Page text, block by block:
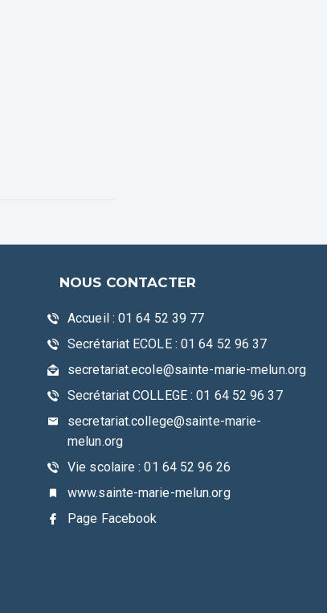
NOUS CONTACTER
Accueil : 01 64 52 39 77
Secrétariat ECOLE : 01 64 52 96 37
secretariat.ecole@sainte-marie-melun.org
Secrétariat COLLEGE : 01 64 52 96 37
secretariat.college@sainte-marie-
melun.org
Vie scolaire : 01 64 52 96 26
www.sainte-marie-melun.org
Page Facebook